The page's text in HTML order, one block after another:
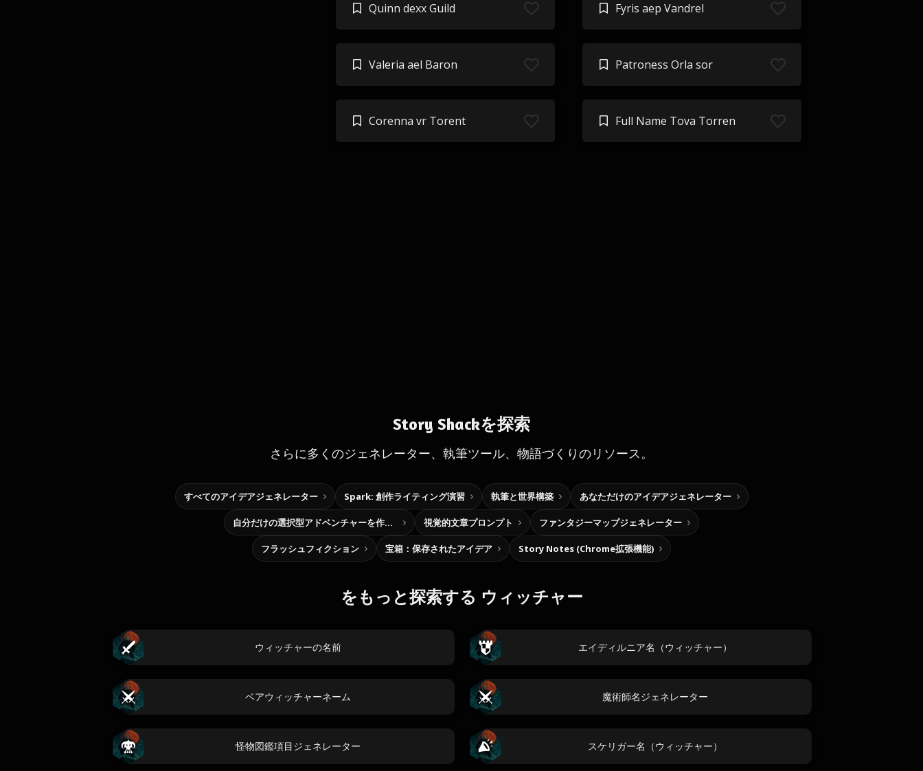
Quinn dexx Guild Fyris aep Vandrel
Valeria ael Baron Patroness Orla sor
Corenna vr Torent Full Name Tova Torren
Story Shackを探索
さらに多くのジェネレーター、執筆ツール、物語づくりのリソース。
すべてのアイデアジェネレーター Spark: 創作ライティング演習 執筆と世界構築 あなただけのアイデアジェネレーター
自分だけの選択型アドベンチャーを作ろう 視覚的文章プロンプト ファンタジーマップジェネレーター
フラッシュフィクション 宝箱：保存されたアイデア Story Notes (Chrome拡張機能)
をもっと探索する ウィッチャー
ウィッチャーの名前 エイディルニア名（ウィッチャー）
ベアウィッチャーネーム 魔術師名ジェネレーター
怪物図鑑項目ジェネレーター スケリガー名（ウィッチャー）